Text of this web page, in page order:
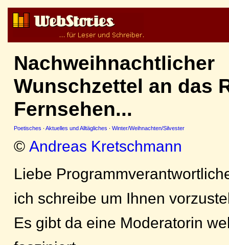
Nachweihnachtlicher
Wunschzettel an das
Fernsehen...
Poetisches · Aktuelles und Alltägliches · Winter/Weihnachten/Silvester
© Andreas Kretschmann
Liebe
ich schreibe um Ihnen
Es gibt da eine Moderatorin